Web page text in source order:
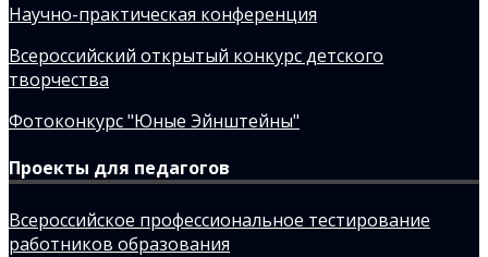
Научно-практическая конференция
Всероссийский открытый конкурс детского
творчества
Фотоконкурс "Юные Эйнштейны"
Проекты для педагогов
Всероссийское профессиональное тестирование
работников образования